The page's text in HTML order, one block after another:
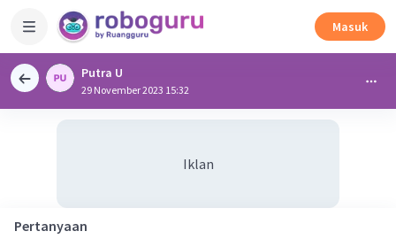
Masuk
Putra U
29 November 2023 15:32
Iklan
Pertanyaan